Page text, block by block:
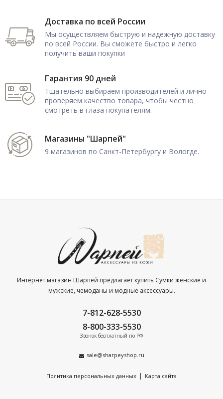
Доставка по всей России
Мы осуществляем быструю и надежную доставку
по всей России. Вы сможете быстро и легко
получить ваши покупки
Гарантия 90 дней
Тщательно выбираем производителей и лично
проверяем качество товара, чтобы честно
смотреть в глаза покупателям.
Магазины "Шарпей"
9 магазинов по Санкт-Петербургу и Вологде.
Интернет магазин Шарпей предлагает купить Сумки женские и
мужские, чемоданы и модные аксессуары.
7-812-628-5530
8-800-333-5530
Звонок бесплатный по РФ
sale@sharpeyshop.ru
Политика персональных данных | Карта сайта